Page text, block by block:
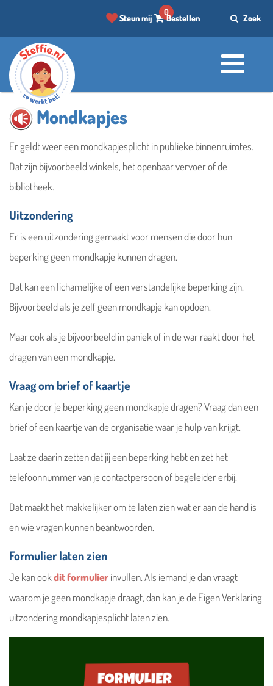
Steun mij
0
Bestellen Zoek
Steffie helpt je graag om iets
te vinden
Mondkapjes
Er geldt weer een mondkapjesplicht in publieke binnenruimtes.
Dat zijn bijvoorbeeld winkels, het openbaar vervoer of de
bibliotheek.
Uitzondering
Er is een uitzondering gemaakt voor mensen die door hun
beperking geen mondkapje kunnen dragen.
Dat kan een lichamelijke of een verstandelijke beperking zijn.
Bijvoorbeeld als je zelf geen mondkapje kan opdoen.
Maar ook als je bijvoorbeeld in paniek of in de war raakt door het
dragen van een mondkapje.
Vraag om brief of kaartje
Kan je door je beperking geen mondkapje dragen? Vraag dan een
brief of een kaartje van de organisatie waar je hulp van krijgt.
Laat ze daarin zetten dat jij een beperking hebt en zet het
telefoonnummer van je contactpersoon of begeleider erbij.
Dat maakt het makkelijker om te laten zien wat er aan de hand is
en wie vragen kunnen beantwoorden.
Formulier laten zien
Je kan ookdit formulierinvullen. Als iemand je dan vraagt
waarom je geen mondkapje draagt, dan kan je de Eigen Verklaring
uitzondering mondkapjesplicht laten zien.